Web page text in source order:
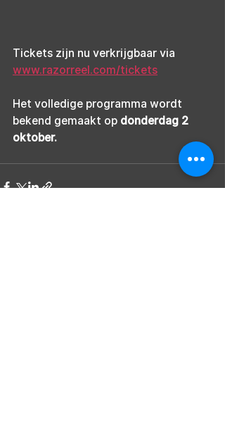
Tickets zijn nu verkrijgbaar via
www.razorreel.com/tickets
Het volledige programma wordt
bekend gemaakt op donderdag 2
oktober.